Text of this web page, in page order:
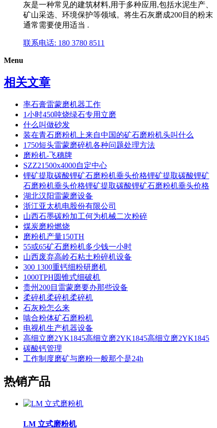
灰是一种常见的建筑材料,用于多种应用,包括水泥生产、
矿山采选、环境保护等领域。将生石灰磨成200目的粉末
通常需要使用适当 .
联系电话: 180 3780 8511
Menu
相关文章
率石膏雷蒙磨机器工作
1小时450吨烧绿石专用立磨
什么叫做砂发
装在青石磨粉机上来自中国的矿石磨粉机头叫什么
1750短头雷蒙磨碎机各种问题处理方法
磨粉机-飞穗牌
SZZ21500x4000自定中心
锂矿提取碳酸锂矿石磨粉机垂头价格锂矿提取碳酸锂矿
石磨粉机垂头价格锂矿提取碳酸锂矿石磨粉机垂头价格
湖北汉阳雷蒙磨设备
浙江亚太机电股份有限公司
山西石墨碳粉加工何为机械二次粉碎
煤炭磨粉燃烧
磨粉机产量150TH
55或65矿石磨粉机多少钱一小时
山西废弃高岭石粘土粉碎机设备
300 1300重钙细粉研磨机
1000TPH圆锥式细破机
贵州200目雷蒙磨要办那些设备
柔碎机柔碎机柔碎机
石灰粉怎么来
啮合粉体矿石磨粉机
电视机生产机器设备
高细立磨2YK1845高细立磨2YK1845高细立磨2YK1845
碳酸钙管理
工作制度磨矿与磨粉一般那个是24h
热销产品
LM 立式磨粉机